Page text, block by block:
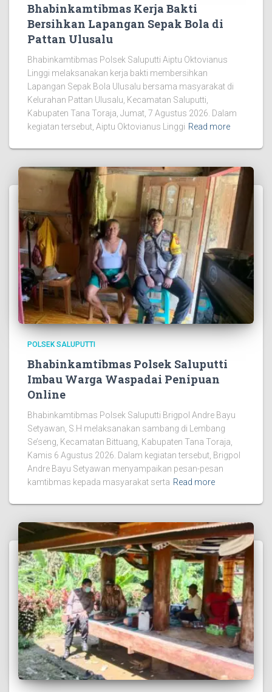
Bhabinkamtibmas Kerja Bakti
Bersihkan Lapangan Sepak Bola di
Pattan Ulusalu
Bhabinkamtibmas Polsek Saluputti Aiptu Oktovianus
Linggi melaksanakan kerja bakti membersihkan
Lapangan Sepak Bola Ulusalu bersama masyarakat di
Kelurahan Pattan Ulusalu, Kecamatan Saluputti,
Kabupaten Tana Toraja, Jumat, 7 Agustus 2026. Dalam
kegiatan tersebut, Aiptu Oktovianus Linggi Read more
POLSEK SALUPUTTI
Bhabinkamtibmas Polsek Saluputti
Imbau Warga Waspadai Penipuan
Online
Bhabinkamtibmas Polsek Saluputti Brigpol Andre Bayu
Setyawan, S.H melaksanakan sambang di Lembang
Se’seng, Kecamatan Bittuang, Kabupaten Tana Toraja,
Kamis 6 Agustus 2026. Dalam kegiatan tersebut, Brigpol
Andre Bayu Setyawan menyampaikan pesan-pesan
kamtibmas kepada masyarakat serta Read more